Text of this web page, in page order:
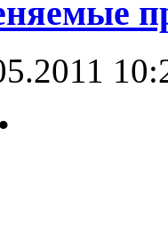
•